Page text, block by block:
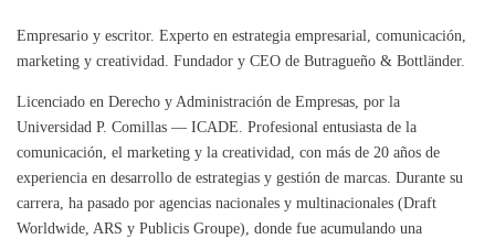
Empresario y escritor. Experto en estrategia empresarial, comunicación,
marketing y creatividad. Fundador y CEO de Butragueño & Bottländer.
Licenciado en Derecho y Administración de Empresas, por la
Universidad P. Comillas — ICADE. Profesional entusiasta de la
comunicación, el marketing y la creatividad, con más de 20 años de
experiencia en desarrollo de estrategias y gestión de marcas. Durante su
carrera, ha pasado por agencias nacionales y multinacionales (Draft
Worldwide, ARS y Publicis Groupe), donde fue acumulando una